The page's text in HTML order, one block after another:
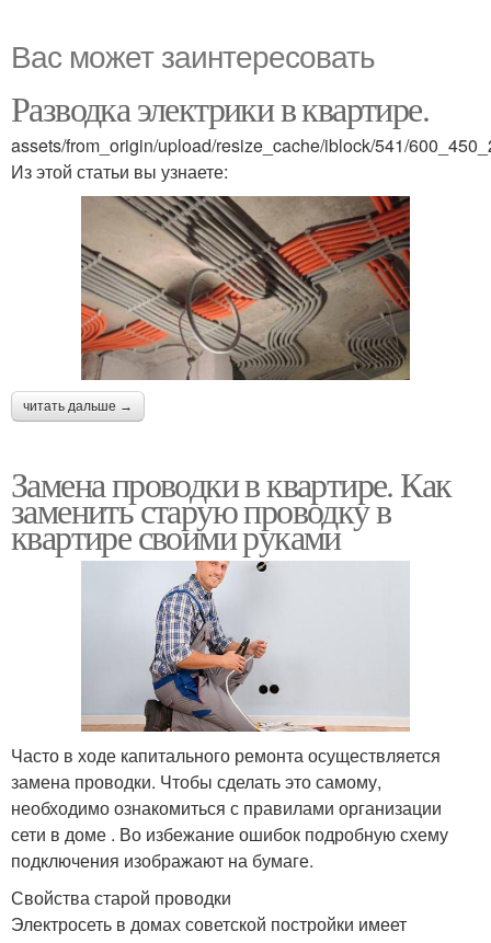
Вас может заинтересовать
Разводка электрики в квартире.
assets/from_origin/upload/resize_cache/iblock/541/
Из этой статьи вы узнаете:
читать дальше →
Замена проводки в квартире. Как
заменить старую проводку в
квартире своими руками
Часто в ходе капитального ремонта осуществляется
замена проводки. Чтобы сделать это самому,
необходимо ознакомиться с правилами организации
сети в доме . Во избежание ошибок подробную схему
подключения изображают на бумаге.
Свойства старой проводки
Электросеть в домах советской постройки имеет